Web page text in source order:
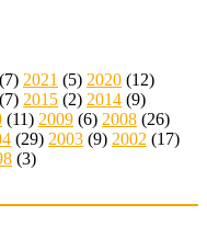
(7) 2021 (5) 2020 (12)
(7) 2015 (2) 2014 (9)
(11) 2009 (6) 2008 (26)
(29) 2003 (9) 2002 (17)
(3)